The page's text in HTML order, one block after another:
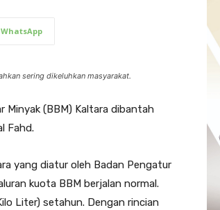
WhatsApp
sering dikeluhkan masyarakat.
Minyak (BBM) Kaltara dibantah
Fahd.
yang diatur oleh Badan Pengatur
kuota BBM berjalan normal.
Liter) setahun. Dengan rincian